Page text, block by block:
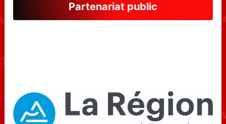
Partenariat public